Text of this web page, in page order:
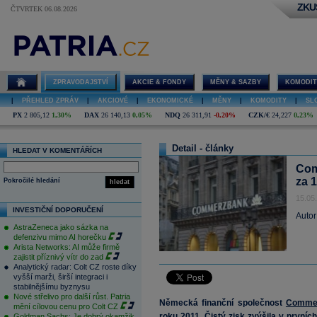
ČTVRTEK 06.08.2026
ZPRAVODAJSTVÍ AKCIE & FONDY MĚNY & SAZBY
PŘEHLED ZPRÁV AKCIOVÉ EKONOMICKÉ MĚNY KOMODITY
PX 2 805,12 1,30% DAX 26 140,13 0,05% NDQ 26 311,91 -0,20% CZK/€ 24,227 0,23%
HLEDAT V KOMENTÁŘÍCH
hledat
Pokročilé hledání
INVESTIČNÍ DOPORUČENÍ
AstraZeneca jako sázka na
defenzivu mimo AI horečku
Arista Networks: AI může firmě
zajistit příznivý vítr do zad
Analytický radar: Colt CZ roste díky
vyšší marži, širší integraci i
stabilnějšímu byznysu
Nové střelivo pro další růst. Patria
mění cílovou cenu pro Colt CZ
Detail - články
za
Německá finanční společnost